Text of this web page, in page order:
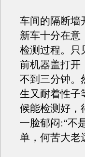
车间的隔断墙
新车十分在意
检测过程。只
前机器盖打开
不到三分钟。
生又耐着性子
候能检测好，
一脸郁闷:“不
单，何苦大老